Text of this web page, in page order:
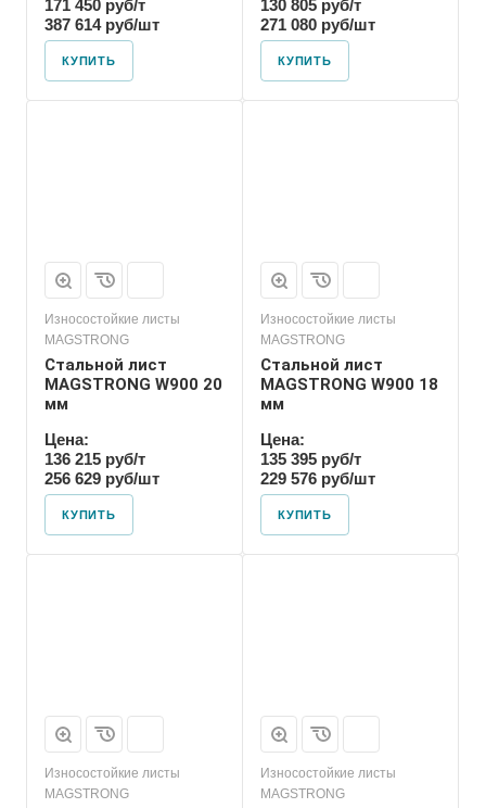
171 450 руб/т
387 614 руб/шт
КУПИТЬ
130 805 руб/т
271 080 руб/шт
КУПИТЬ
Износостойкие листы
MAGSTRONG
Стальной лист
MAGSTRONG W900 20
мм
Цена:
136 215 руб/т
256 629 руб/шт
КУПИТЬ
Износостойкие листы
MAGSTRONG
Стальной лист
MAGSTRONG W900 18
мм
Цена:
135 395 руб/т
229 576 руб/шт
КУПИТЬ
Износостойкие листы
MAGSTRONG
Износостойкие листы
MAGSTRONG